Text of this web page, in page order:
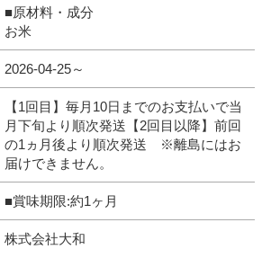
■原材料・成分
お米
2026-04-25～
【1回目】毎月10日までのお支払いで当
月下旬より順次発送【2回目以降】前回
の1ヵ月後より順次発送 ※離島にはお
届けできません。
■賞味期限:約1ヶ月
株式会社大和